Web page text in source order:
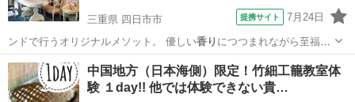
三重県 四日市市 提携サイト 7月24日
ンドで行うオリジナルメソット。 優しい香り につつまれながら至福の
時を感じさせ尚且…
三重 四日市市 エステ
中国地方（日本海側）限定！竹細工籠教室体
験 １day!! 他では体験できない貴…